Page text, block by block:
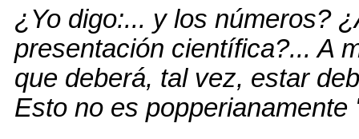
¿Yo digo:... y los números?
presentación científica?... A
que deberá, tal vez, estar
Esto no es popperianamente